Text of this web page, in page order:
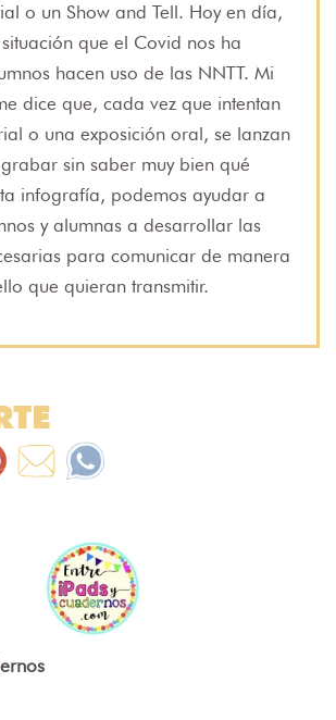
o un Show and Tell. Hoy en día,
que el Covid nos ha
hacen uso de las NNTT. Mi
dice que, cada vez que intentan
o una exposición oral, se lanzan
sin saber muy bien qué
infografía, podemos ayudar a
y alumnas a desarrollar las
para comunicar de manera
que quieran transmitir.